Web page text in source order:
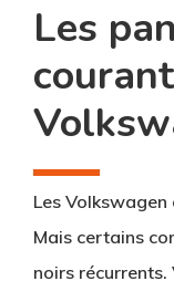
Les
Les
Mais certains
noirs récurrents.